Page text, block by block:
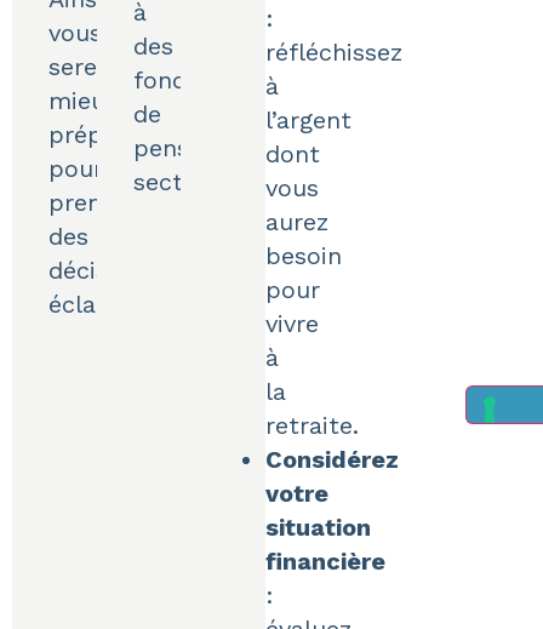
vous
serez
mieux
préparé
pour
prendre
des
décisions
éclairées.
à
des
fonds
de
pension
sectoriels.
:
réfléchissez
à
l’argent
dont
vous
aurez
besoin
pour
vivre
à
la
retraite.
Considérez
votre
situation
financière
: